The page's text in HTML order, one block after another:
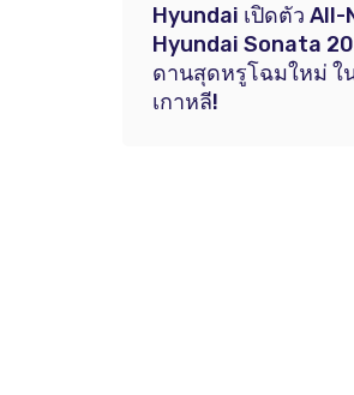
Hyundai เปิดตัว All-
Hyundai Sonata
ดานสุดหรูโฉมใหม่ ใ
เกาหลี!